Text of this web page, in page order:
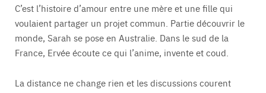
C’est l’histoire d’amour entre une mère et une fille qui
voulaient partager un projet commun. Partie découvrir le
monde, Sarah se pose en Australie. Dans le sud de la
France, Ervée écoute ce qui l’anime, invente et coud.
La distance ne change rien et les discussions courent